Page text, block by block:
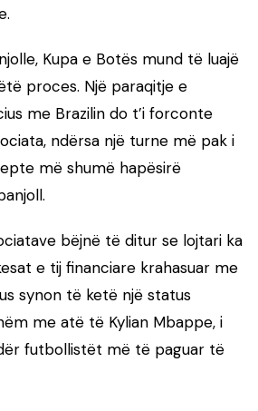
Kupa e Botës mund të luajë
proces. Një paraqitje e
me Brazilin do t’i forconte
ndërsa një turne më pak i
më shumë hapësirë
bëjnë të ditur se lojtari ka
e tij financiare krahasuar me
synon të ketë një status
me atë të Kylian Mbappe, i
futbollistët më të paguar të